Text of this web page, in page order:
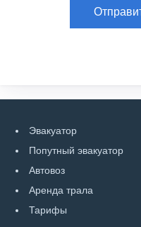
Эвакуатор
Попутный эвакуатор
Автовоз
Аренда трала
Тарифы